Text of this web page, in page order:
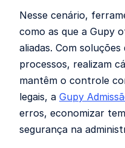
Nesse cenário,
como as que a Gupy
aliadas. Com
processos, realizam
mantêm o controle
legais, a Gupy
erros, economizar
segurança na